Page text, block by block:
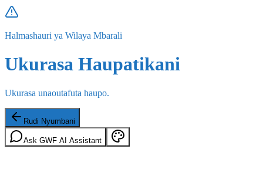
Halmashauri ya Wilaya Mbarali
Ukurasa Haupatikani
Ukurasa unaoutafuta haupo.
Rudi Nyumbani
Ask GWF AI Assistant